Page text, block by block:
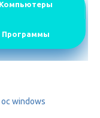
Компьютеры
Программы
windows